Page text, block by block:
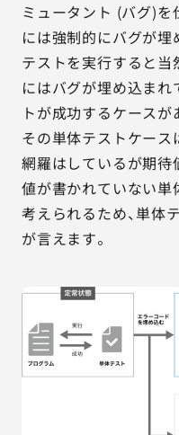
ミュータント (バグ)を
には強制的にバグが埋
テストを実行すると当
にはバグが埋め込まれ
トが成功するケースが
その単体テストケース
網羅はしているが期待
値が書かれていない
考えられるため、単体
が言えます。